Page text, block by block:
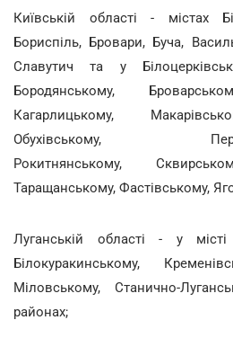
Київській області - містах
Бориспіль, Бровари, Буча,
Славутич та у
Бородянському,
Кагарлицькому,
Обухівському,
Рокитнянському,
Таращанському, Фастівському,
Луганській області - у
Білокуракинському,
Міловському, Станично-
районах;